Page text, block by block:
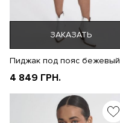
ЗАКАЗАТЬ
Пиджак под пояс бежевый
4 849 ГРН.